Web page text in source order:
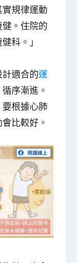
規律運動
。住院的
科。」
適合的運
序漸進。
根據心肺
比較好。